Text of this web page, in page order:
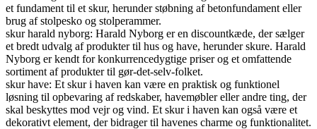
et fundament til et skur, herunder støbning af betonfundament eller
brug af stolpesko og stolperammer.
skur harald nyborg: Harald Nyborg er en discountkæde, der sælger
et bredt udvalg af produkter til hus og have, herunder skure. Harald
Nyborg er kendt for konkurrencedygtige priser og et omfattende
sortiment af produkter til gør-det-selv-folket.
skur have: Et skur i haven kan være en praktisk og funktionel
løsning til opbevaring af redskaber, havemøbler eller andre ting, der
skal beskyttes mod vejr og vind. Et skur i haven kan også være et
dekorativt element, der bidrager til havenes charme og funktionalitet.